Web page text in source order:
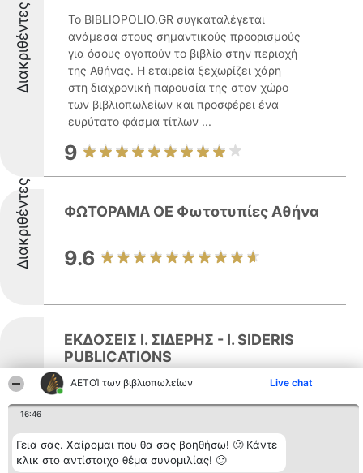
ΑΕΤΟΊ των βιβλιοπωλείων Live chat
16:46
Γεια σας. Χαίρομαι που θα σας βοηθήσω! 🙂 Κάντε
κλικ στο αντίστοιχο θέμα συνομιλίας! 🙂
Διακριθέντες
Το BIBLIOPOLIO.GR συγκαταλέγεται
ανάμεσα στους σημαντικούς προορισμούς
για όσους αγαπούν το βιβλίο στην περιοχή
της Αθήνας. Η εταιρεία ξεχωρίζει χάρη
στη διαχρονική παρουσία της στον χώρο
των βιβλιοπωλείων και προσφέρει ένα
ευρύτατο φάσμα τίτλων ...
9
Διακριθέντες ΦΩΤΟΡΑΜΑ ΟΕ Φωτοτυπίες Αθήνα
9.6
Διακριθέντες
ΕΚΔΟΣΕΙΣ Ι. ΣΙΔΕΡΗΣ - I. SIDERIS
PUBLICATIONS
Εκδόσεις Ι. Σιδέρης είναι ένας
καταξιωμένος εκδοτικός οίκος που
στην Ελλάδα, με έδρα την οδό Σόλωνος
116 στην Αθήνα. Ο εκδοτικός οίκος